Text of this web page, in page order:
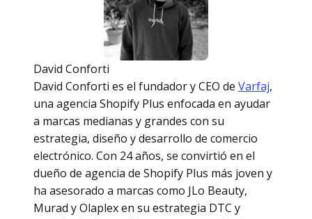
David Conforti
David Conforti es el fundador y CEO de Varfaj,
una agencia Shopify Plus enfocada en ayudar
a marcas medianas y grandes con su
estrategia, diseño y desarrollo de comercio
electrónico. Con 24 años, se convirtió en el
dueño de agencia de Shopify Plus más joven y
ha asesorado a marcas como JLo Beauty,
Murad y Olaplex en su estrategia DTC y